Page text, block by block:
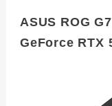
ASUS ROG
GeForce RTX